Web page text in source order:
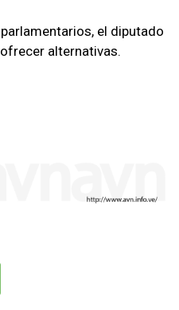
el diputado
alternativas.